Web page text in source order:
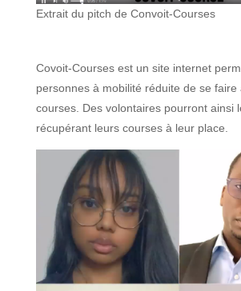
Extrait du pitch de Convoit-Courses
Covoit-Courses est un site internet
personnes à mobilité réduite de se
courses. Des volontaires pourront ainsi
récupérant leurs courses à leur place.